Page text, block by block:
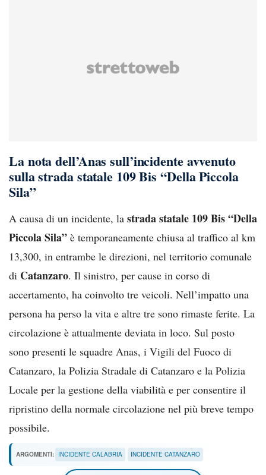
La nota dell’Anas sull’incidente avvenuto
sulla strada statale 109 Bis “Della Piccola
Sila”
A causa di un incidente, la strada statale 109 Bis “Della
Piccola Sila” è temporaneamente chiusa al traffico al km
13,300, in entrambe le direzioni, nel territorio comunale
di Catanzaro. Il sinistro, per cause in corso di
accertamento, ha coinvolto tre veicoli. Nell’impatto una
persona ha perso la vita e altre tre sono rimaste ferite. La
circolazione è attualmente deviata in loco. Sul posto
sono presenti le squadre Anas, i Vigili del Fuoco di
Catanzaro, la Polizia Stradale di Catanzaro e la Polizia
Locale per la gestione della viabilità e per consentire il
ripristino della normale circolazione nel più breve tempo
possibile.
ARGOMENTI: INCIDENTE CALABRIA INCIDENTE CATANZARO